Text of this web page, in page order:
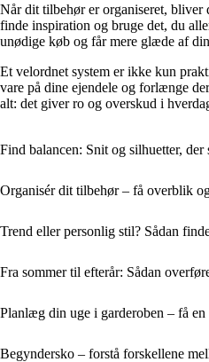
Når dit tilbehør er organiseret, bliver
finde inspiration og bruge det, du
unødige køb og får mere glæde af
Et velordnet system er ikke kun
vare på dine ejendele og forlænge
alt: det giver ro og overskud i
Find balancen: Snit og silhuetter,
Organisér dit tilbehør – få overblik
Trend eller personlig stil? Sådan
Fra sommer til efterår: Sådan
Planlæg din uge i garderoben – få
Begyndersko – forstå forskellene